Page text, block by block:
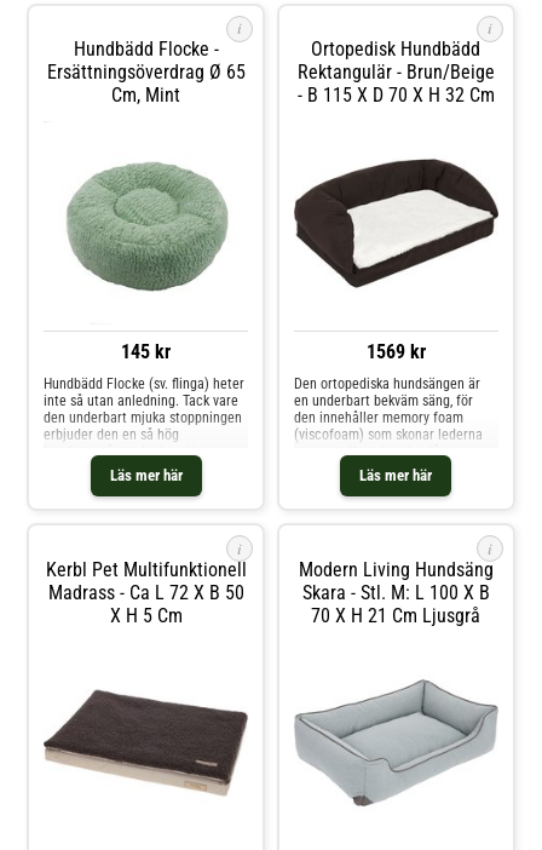
i
Hundbädd Flocke -
Ersättningsöverdrag Ø 65
Cm, Mint
145 kr
Läs mer här
Hundbädd Flocke (sv. flinga) heter
inte så utan anledning. Tack vare
den underbart mjuka stoppningen
erbjuder den en så hög
komfortnivå att din hund kommer
att känna sig riktigt bekväm på
den. Det lilla boet är perfekt för
äldre och sjuka hundar som
i
Ortopedisk Hundbädd
Rektangulär - Brun/beige
- B 115 X D 70 X H 32 Cm
1569 kr
Läs mer här
Den ortopediska hundsängen är
en underbart bekväm säng, för
den innehåller memory foam
(viscofoam) som skonar lederna
och ser till att hunden får en
vilsam och smärtfri sömn. Detta
skumgummi med "minne" används
sedan många år inom
viscoelastiskt, anpassar sig efter
i
Kerbl Pet Multifunktionell
Madrass - Ca L 72 X B 50
X H 5 Cm
i
Modern Living Hundsäng
Skara - Stl. M: L 100 X B
70 X H 21 Cm Ljusgrå